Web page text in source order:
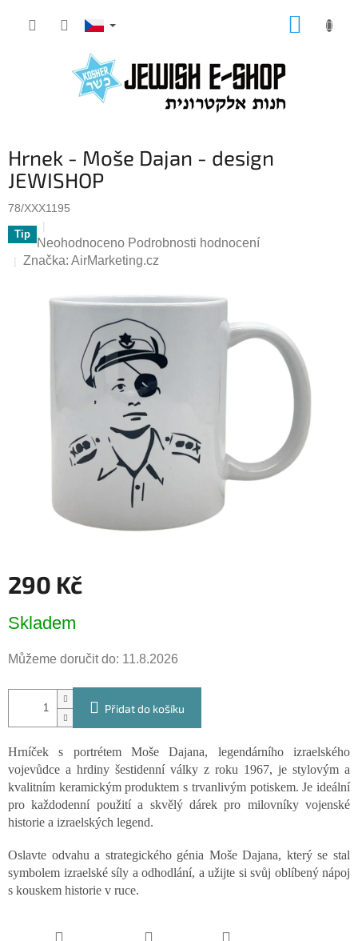
Hrnek - Moše Dajan - design
JEWISHOP
78/XXX1195
Tip
Průměrné
hodnocení
hvězdiček.
Neohodnoceno Podrobnosti hodnocení
Značka: AirMarketing.cz
290 Kč
cena:
Skladem
Můžeme doručit do: 11.8.2026
Přidat do košíku
Hrníček s portrétem Moše Dajana, legendárního izraelského
vojevůdce a hrdiny šestidenní války z roku 1967, je stylovým a
kvalitním keramickým produktem s trvanlivým potiskem. Je ideální
pro každodenní použití a skvělý dárek pro milovníky vojenské
historie a izraelských legend.
Oslavte odvahu a strategického génia Moše Dajana, který se stal
symbolem izraelské síly a odhodlání, a užijte si svůj oblíbený nápoj
s kouskem historie v ruce.